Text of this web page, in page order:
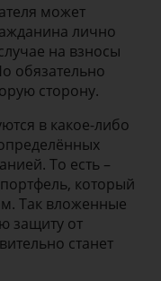
может
лично
на взносы
обязательно
сторону.
в какое-либо
То есть –
который
Так вложенные
защиту от
станет